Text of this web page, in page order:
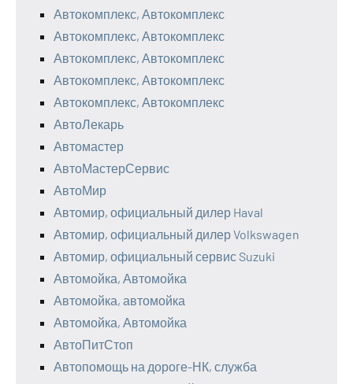
Автокомплекс, Автокомплекс
Автокомплекс, Автокомплекс
Автокомплекс, Автокомплекс
Автокомплекс, Автокомплекс
Автокомплекс, Автокомплекс
АвтоЛекарь
Автомастер
АвтоМастерСервис
АвтоМир
Автомир, официальный дилер Haval
Автомир, официальный дилер Volkswagen
Автомир, официальный сервис Suzuki
Автомойка, Автомойка
Автомойка, автомойка
Автомойка, Автомойка
АвтоПитСтоп
Автопомощь на дороге-НК, служба